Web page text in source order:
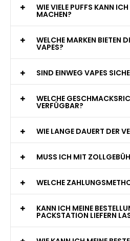
WIE VIELE PUFFS KANN
MACHEN?
WELCHE MARKEN BIETEN
VAPES?
SIND EINWEG VAPES
WELCHE
VERFÜGBAR?
WIE LANGE DAUERT DER
MUSS ICH MIT
WELCHE
KANN ICH MEINE
PACKSTATION LIEFERN